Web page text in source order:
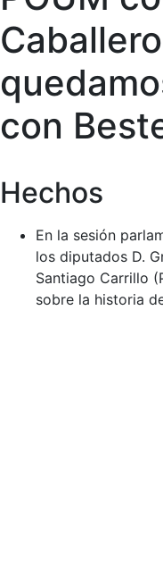
con
Hechos
En la sesión
los diputados D.
Santiago Carrillo
sobre la historia